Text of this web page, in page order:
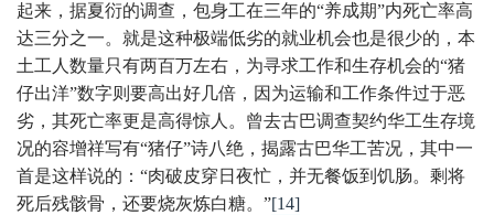
起来，据夏衍的调查，包身工在三年的“养成期”内死亡率高
达三分之一。就是这种极端低劣的就业机会也是很少的，本
土工人数量只有两百万左右，为寻求工作和生存机会的“猪
仔出洋”数字则要高出好几倍，因为运输和工作条件过于恶
劣，其死亡率更是高得惊人。曾去古巴调查契约华工生存境
况的容增祥写有“猪仔”诗八绝，揭露古巴华工苦况，其中一
首是这样说的：“肉破皮穿日夜忙，并无餐饭到饥肠。剩将
死后残骸骨，还要烧灰炼白糖。”[14]